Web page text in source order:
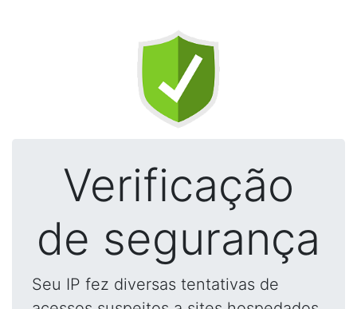
Verificação
de segurança
Seu IP fez diversas tentativas de